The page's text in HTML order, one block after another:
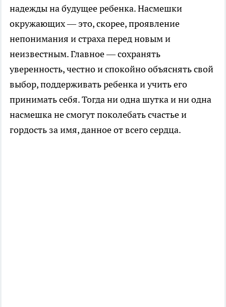
надежды на будущее ребенка. Насмешки
окружающих — это, скорее, проявление
непонимания и страха перед новым и
неизвестным. Главное — сохранять
уверенность, честно и спокойно объяснять свой
выбор, поддерживать ребенка и учить его
принимать себя. Тогда ни одна шутка и ни одна
насмешка не смогут поколебать счастье и
гордость за имя, данное от всего сердца.